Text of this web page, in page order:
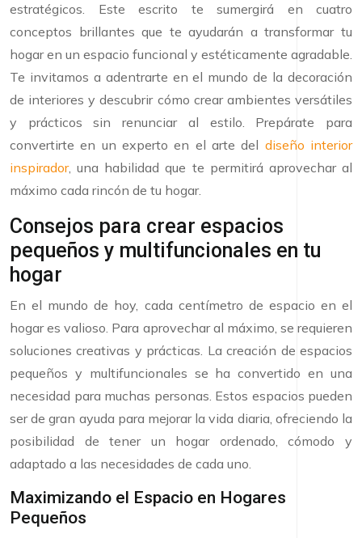
estratégicos. Este escrito te sumergirá en cuatro
conceptos brillantes que te ayudarán a transformar tu
hogar en un espacio funcional y estéticamente agradable.
Te invitamos a adentrarte en el mundo de la decoración
de interiores y descubrir cómo crear ambientes versátiles
y prácticos sin renunciar al estilo. Prepárate para
convertirte en un experto en el arte del diseño interior
inspirador, una habilidad que te permitirá aprovechar al
máximo cada rincón de tu hogar.
Consejos para crear espacios
pequeños y multifuncionales en tu
hogar
En el mundo de hoy, cada centímetro de espacio en el
hogar es valioso. Para aprovechar al máximo, se requieren
soluciones creativas y prácticas. La creación de espacios
pequeños y multifuncionales se ha convertido en una
necesidad para muchas personas. Estos espacios pueden
ser de gran ayuda para mejorar la vida diaria, ofreciendo la
posibilidad de tener un hogar ordenado, cómodo y
adaptado a las necesidades de cada uno.
Maximizando el Espacio en Hogares
Pequeños